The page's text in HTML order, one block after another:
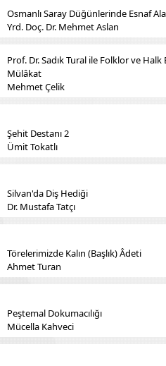
Osmanlı Saray Düğünlerinde Esnaf
Yrd. Doç. Dr. Mehmet Aslan
Prof. Dr. Sadık Tural ile Folklor ve
Mülâkat
Mehmet Çelik
Şehit Destanı 2
Ümit Tokatlı
Silvan'da Diş Hediği
Dr. Mustafa Tatçı
Törelerimizde Kalın (Başlık) Âdeti
Ahmet Turan
Peştemal Dokumacılığı
Mücella Kahveci